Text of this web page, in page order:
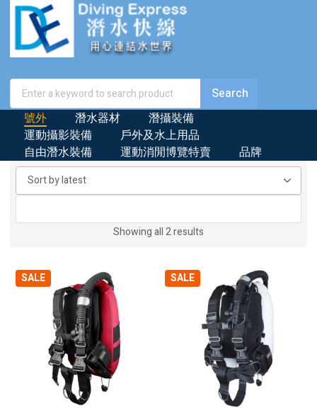
號外 潛水器材
潛攝裝備
運動攝影裝備
戶外及水上用品
自由潛水裝備
運動消閒博覽特賣 品牌
Showing all 2 results
SALE SALE